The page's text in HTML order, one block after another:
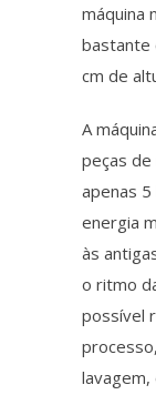
máquina
bastante
cm de
A
peças de
apenas
energia
às
o ritmo
possível
lavagem,